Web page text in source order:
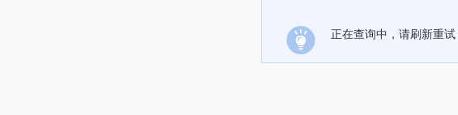
正在查询中，请刷新重试